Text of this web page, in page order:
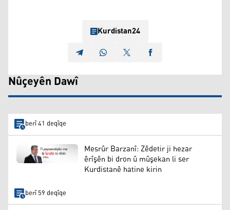
Kurdistan24
Nûçeyên Dawî
berî 41 deqîqe
Mesrûr Barzanî: Zêdetir ji hezar
êrîşên bi dron û mûşekan li ser
Kurdistanê hatine kirin
berî 59 deqîqe